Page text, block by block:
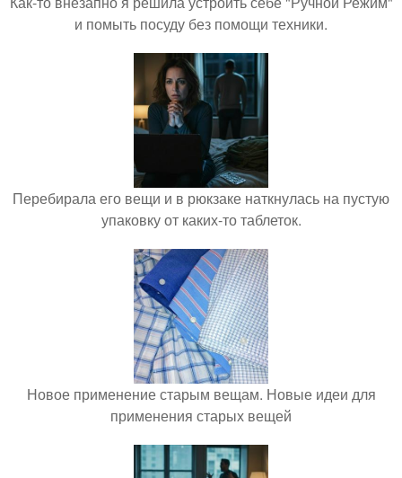
и помыть посуду без помощи техники.
Перебирала его вещи и в рюкзаке наткнулась на пустую
упаковку от каких-то таблеток.
Новое применение старым вещам. Новые идеи для
применения старых вещей